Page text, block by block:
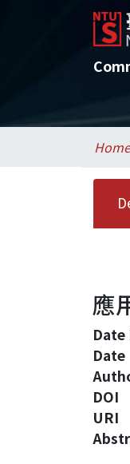
Home
應
Date
Date
DOI
URI